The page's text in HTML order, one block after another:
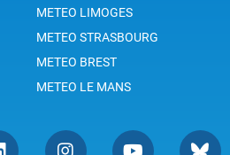
METEO LIMOGES
METEO STRASBOURG
METEO BREST
METEO LE MANS